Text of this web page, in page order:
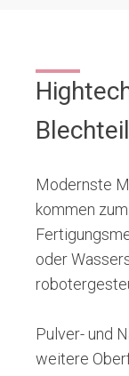
Modernste
kommen
oder
Pulver- und
weitere